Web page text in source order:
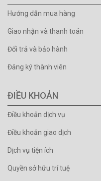
Hướng dẫn mua hàng
Giao nhận và thanh toán
Đổi trả và bảo hành
Đăng ký thành viên
ĐIỀU KHOẢN
Điều khoản dịch vụ
Điều khoản giao dịch
Dịch vụ tiện ích
Quyền sở hữu trí tuệ